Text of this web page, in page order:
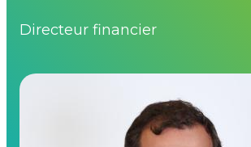
Directeur financier